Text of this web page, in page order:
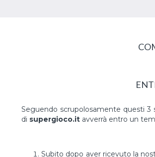
Seguendo scrupolosamente questi
di supergioco.it avverrà entro un
Subito dopo aver ricevuto la